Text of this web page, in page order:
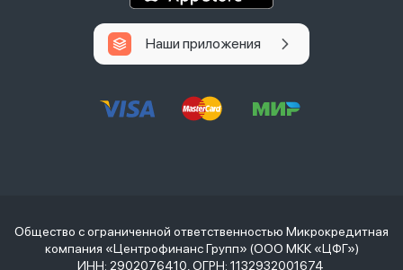
Наши приложения
Общество с ограниченной ответственностью Микрокредитная
компания «Центрофинанс Групп» (ООО МКК «ЦФГ»)
ИНН: 2902076410, ОГРН: 1132932001674